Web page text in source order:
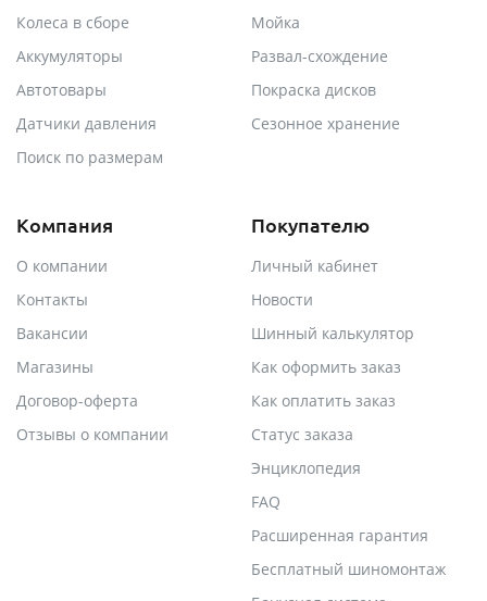
Колеса в сборе
Аккумуляторы
Автотовары
Датчики давления
Поиск по размерам
Мойка
Развал-схождение
Покраска дисков
Сезонное хранение
Компания
О компании
Контакты
Вакансии
Магазины
Договор-оферта
Отзывы о компании
Покупателю
Личный кабинет
Новости
Шинный калькулятор
Как оформить заказ
Как оплатить заказ
Статус заказа
Энциклопедия
FAQ
Расширенная гарантия
Бесплатный шиномонтаж